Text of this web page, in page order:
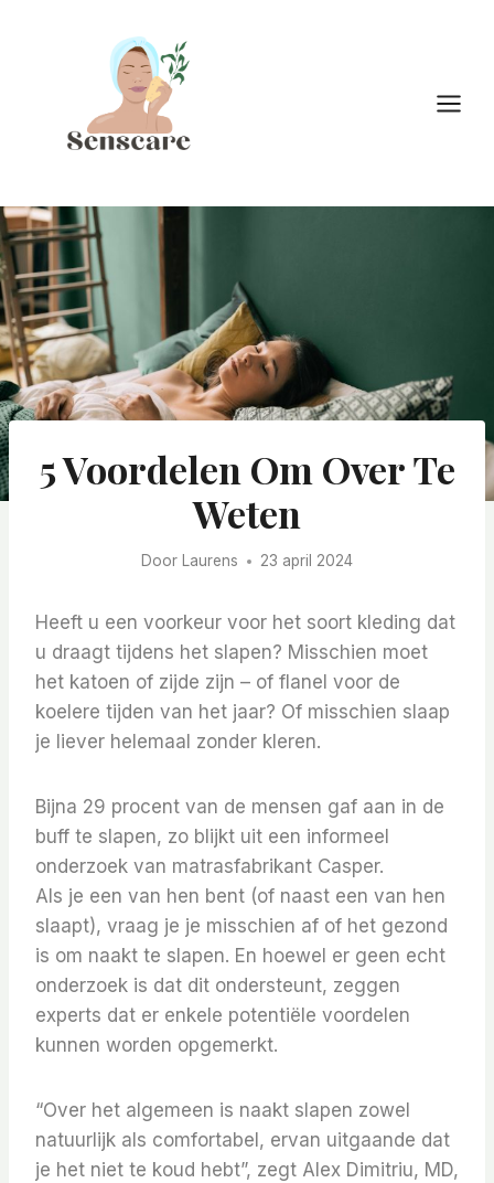
5 Voordelen Om Over Te
Weten
Door Laurens 23 april 2024
Heeft u een voorkeur voor het soort kleding dat
u draagt ​​tijdens het slapen? Misschien moet
het katoen of zijde zijn – of flanel voor de
koelere tijden van het jaar? Of misschien slaap
je liever helemaal zonder kleren.
Bijna 29 procent van de mensen gaf aan in de
buff te slapen, zo blijkt uit een informeel
onderzoek van matrasfabrikant Casper.
Als je een van hen bent (of naast een van hen
slaapt), vraag je je misschien af ​​of het gezond
is om naakt te slapen. En hoewel er geen echt
onderzoek is dat dit ondersteunt, zeggen
experts dat er enkele potentiële voordelen
kunnen worden opgemerkt.
“Over het algemeen is naakt slapen zowel
natuurlijk als comfortabel, ervan uitgaande dat
je het niet te koud hebt”, zegt Alex Dimitriu, MD,